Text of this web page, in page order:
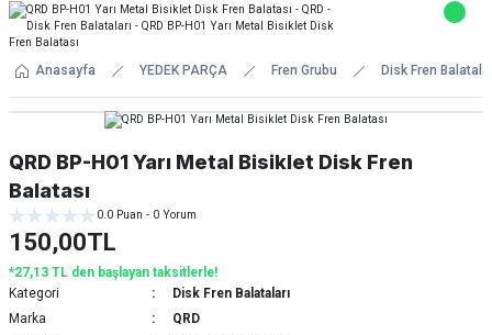
Anasayfa YEDEK PARÇA Fren Grubu Disk Fren
QRD BP-H01 Yarı Metal Bisiklet Disk Fren
Balatası
0.0 Puan - 0 Yorum
150,00TL
*27,13 TL den başlayan taksitlerle!
Kategori
Disk Fren Balataları
Marka
QRD